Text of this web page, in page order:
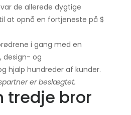
de allerede dygtige
at opnå en fortjeneste på $
i gang med en
design- og
hjalp hundreder af kunder.
er beslægtet.
tredje bror